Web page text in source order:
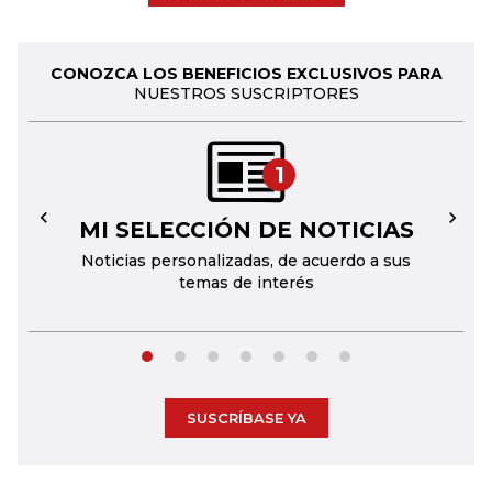
CONOZCA LOS BENEFICIOS EXCLUSIVOS PARA
NUESTROS SUSCRIPTORES
1
MI SELECCIÓN DE NOTICIAS
Noticias personalizadas, de acuerdo a sus
temas de interés
← →
SUSCRÍBASE YA